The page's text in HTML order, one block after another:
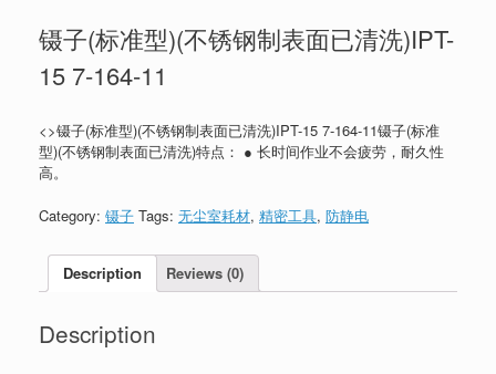
镊子(标准型)(不锈钢制表面已清洗)IPT-
15 7-164-11
<>镊子(标准型)(不锈钢制表面已清洗)IPT-15 7-164-11镊子(标准
型)(不锈钢制表面已清洗)特点： ● 长时间作业不会疲劳，耐久性
高。
Category: 镊子 Tags: 无尘室耗材, 精密工具, 防静电
Description Reviews (0)
Description